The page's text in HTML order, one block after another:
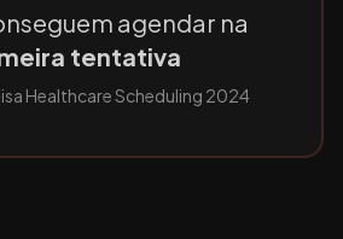
agendar na
tentativa
Healthcare Scheduling 2024